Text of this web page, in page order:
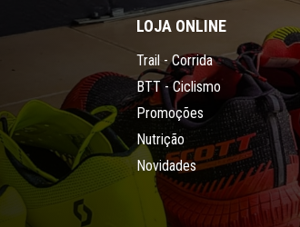
LOJA ONLINE
Trail - Corrida
BTT - Ciclismo
Promoções
Nutrição
Novidades